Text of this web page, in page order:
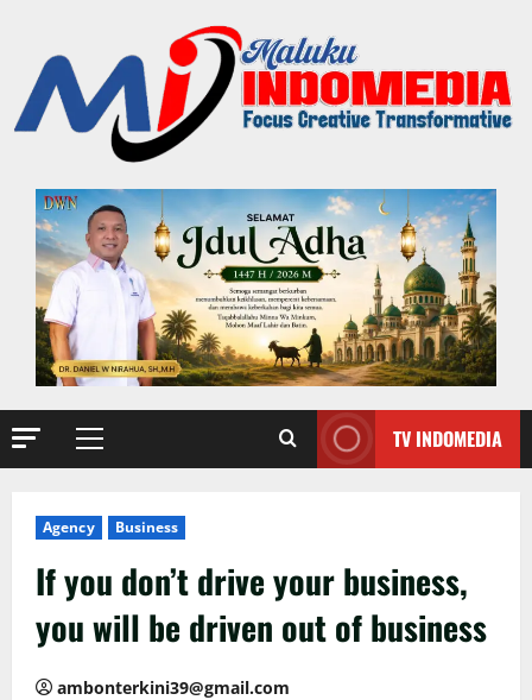
TV INDOMEDIA
Agency Business
If you don’t drive your business,
you will be driven out of business
ambonterkini39@gmail.com